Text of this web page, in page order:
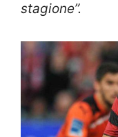
stagione”.